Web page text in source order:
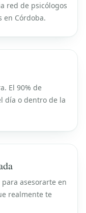
red de psicólogos
en Córdoba.
El 90% de
día o dentro de la
asesorarte en
realmente te